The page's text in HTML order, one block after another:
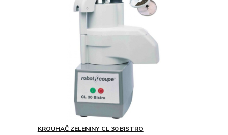
KROUHAČ ZELENINY CL 30 BISTRO